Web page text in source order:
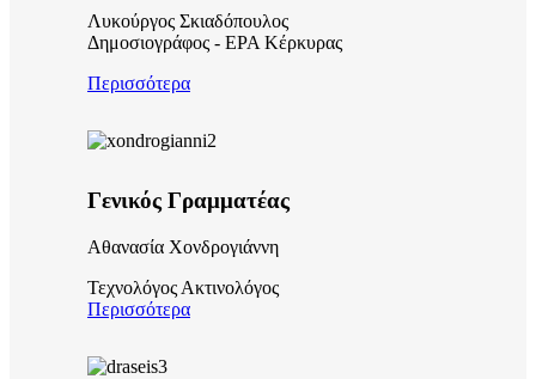
Λυκούργος Σκιαδόπουλος
Δημοσιογράφος - ΕΡΑ Κέρκυρας
Περισσότερα
Γενικός Γραμματέας
Αθανασία Χονδρογιάννη
Τεχνολόγος Ακτινολόγος
Περισσότερα